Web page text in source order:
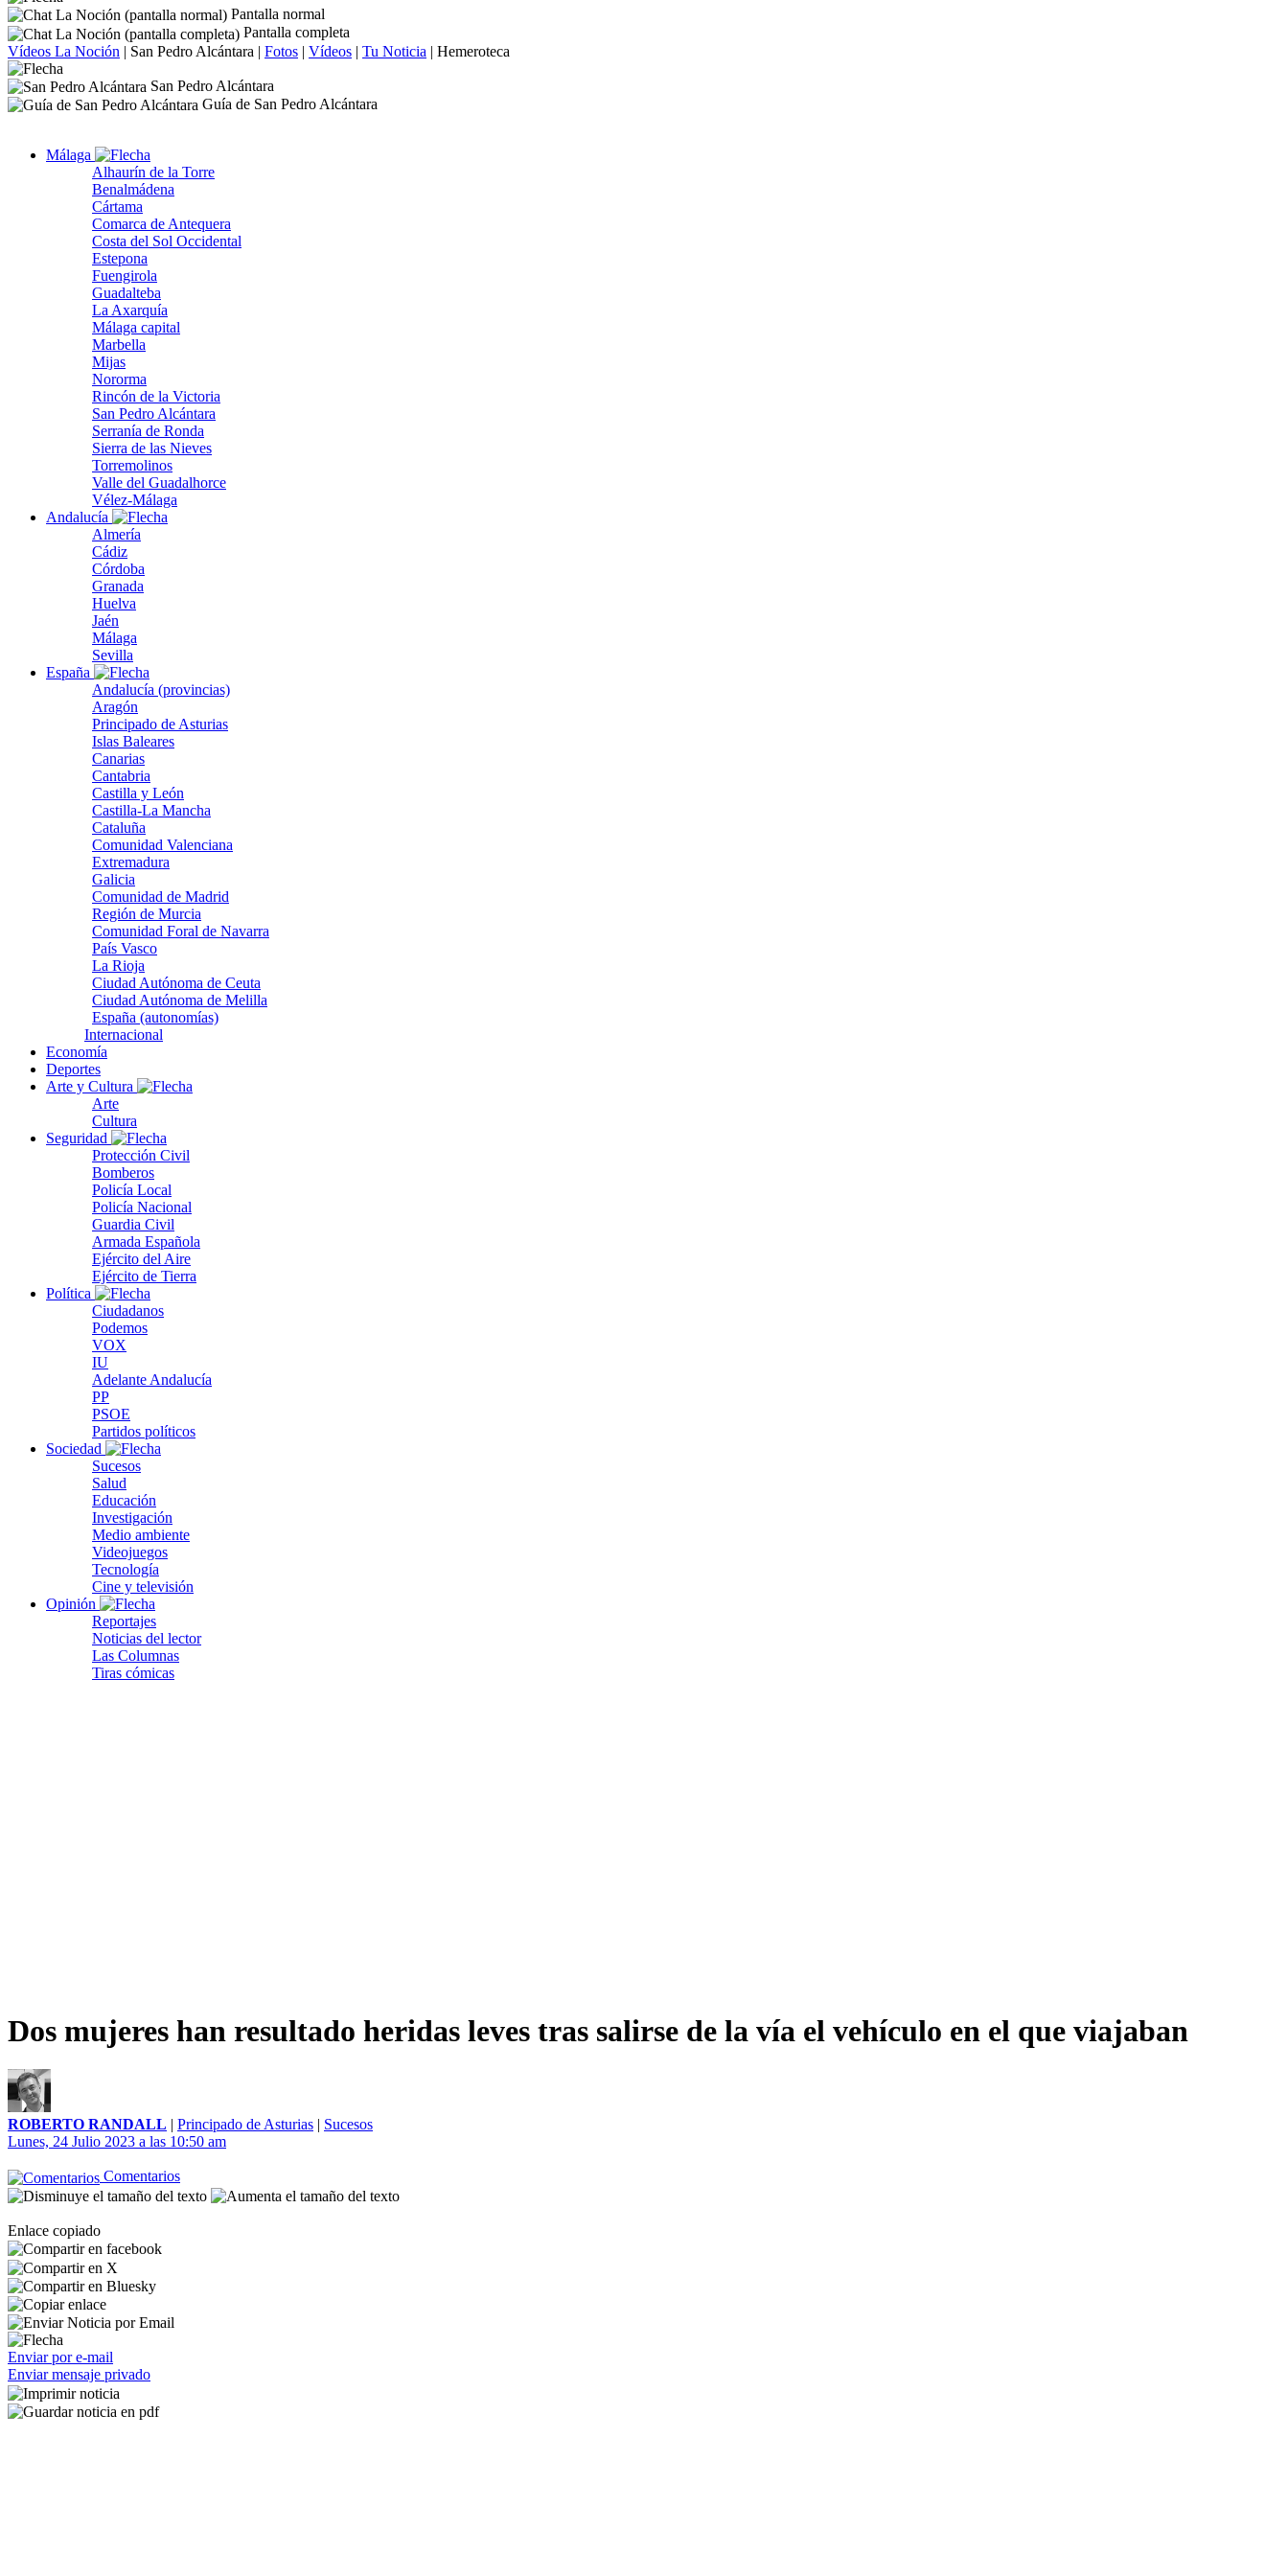
Pantalla normal
Pantalla completa
Vídeos La Noción | San Pedro Alcántara | Fotos | Vídeos | Tu Noticia | Hemeroteca
San Pedro Alcántara
Guía de San Pedro Alcántara
Málaga
Alhaurín de la Torre
Benalmádena
Cártama
Comarca de Antequera
Costa del Sol Occidental
Estepona
Fuengirola
Guadalteba
La Axarquía
Málaga capital
Marbella
Mijas
Nororma
Rincón de la Victoria
San Pedro Alcántara
Serranía de Ronda
Sierra de las Nieves
Torremolinos
Valle del Guadalhorce
Vélez-Málaga
Andalucía
Almería
Cádiz
Córdoba
Granada
Huelva
Jaén
Málaga
Sevilla
España
Andalucía (provincias)
Aragón
Principado de Asturias
Islas Baleares
Canarias
Cantabria
Castilla y León
Castilla-La Mancha
Cataluña
Comunidad Valenciana
Extremadura
Galicia
Comunidad de Madrid
Región de Murcia
Comunidad Foral de Navarra
País Vasco
La Rioja
Ciudad Autónoma de Ceuta
Ciudad Autónoma de Melilla
España (autonomías)
Internacional
Economía
Deportes
Arte y Cultura
Arte
Cultura
Seguridad
Protección Civil
Bomberos
Policía Local
Policía Nacional
Guardia Civil
Armada Española
Ejército del Aire
Ejército de Tierra
Política
Ciudadanos
Podemos
VOX
IU
Adelante Andalucía
PP
PSOE
Partidos políticos
Sociedad
Sucesos
Salud
Educación
Investigación
Medio ambiente
Videojuegos
Tecnología
Cine y televisión
Opinión
Reportajes
Noticias del lector
Las Columnas
Tiras cómicas
Dos mujeres han resultado heridas leves tras salirse de la vía el vehículo en el que viajaban
ROBERTO RANDALL | Principado de Asturias | Sucesos
Lunes, 24 Julio 2023 a las 10:50 am
Comentarios
Enlace copiado
Enviar por e-mail
Enviar mensaje privado